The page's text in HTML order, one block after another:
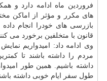
فروردین ماه ادامه دارد و
های مكرر و مؤثر از اماكن
بازرسی های خودرا انجام
قانون با متخلفین برخورد می
وی ادامه داد: امیدواریم
مردم را داشته باشند تا
داشته باشیم. همین طور
طول سفر ایام خوبی داشته